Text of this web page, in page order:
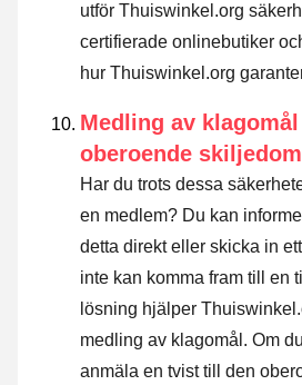
utför Thuiswinkel.org
certifierade onlinebutiker
hur Thuiswinkel.org
Medling av
oberoende
Har du trots dessa
en medlem? Du kan
detta direkt eller skicka in
inte kan komma fram till en
lösning hjälper
medling av klagomål. Om
anmäla en tvist till den